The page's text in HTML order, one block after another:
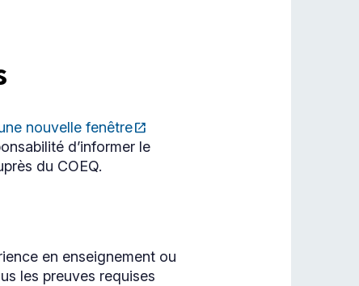
nouvelle fenêtreopen_in_new
d’informer le
du COEQ.
en enseignement ou
les preuves requises